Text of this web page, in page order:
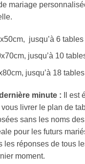
mariage
jusqu’à 6 tables
jusqu’à 10
jusqu’à 18 tables
minute : Il est
livrer le plan de
sans les noms
pour les futurs
les réponses de tous
moment.